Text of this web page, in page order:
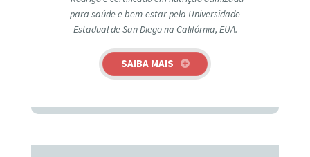
para saúde e bem-estar pela Universidade
Estadual de San Diego na Califórnia, EUA.
SAIBA MAIS